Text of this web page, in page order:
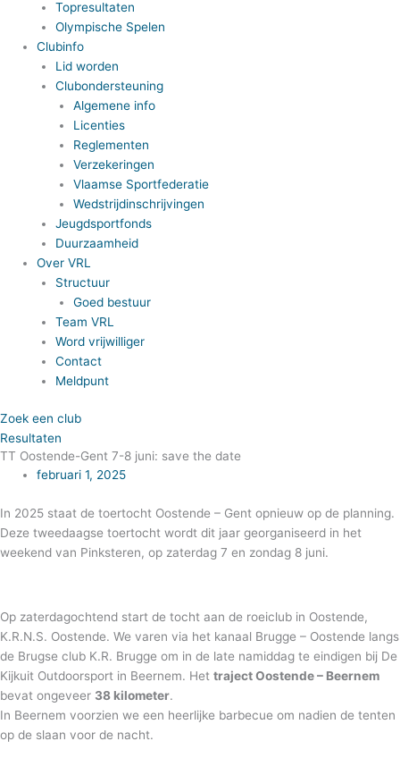
Topresultaten
Olympische Spelen
Clubinfo
Lid worden
Clubondersteuning
Algemene info
Licenties
Reglementen
Verzekeringen
Vlaamse Sportfederatie
Wedstrijdinschrijvingen
Jeugdsportfonds
Duurzaamheid
Over VRL
Structuur
Goed bestuur
Team VRL
Word vrijwilliger
Contact
Meldpunt
Zoek een club
Resultaten
TT Oostende-Gent 7-8 juni: save the date
februari 1, 2025
In 2025 staat de toertocht Oostende – Gent opnieuw op de planning.
Deze tweedaagse toertocht wordt dit jaar georganiseerd in het
weekend van Pinksteren, op zaterdag 7 en zondag 8 juni.
Op zaterdagochtend start de tocht aan de roeiclub in Oostende,
K.R.N.S. Oostende. We varen via het kanaal Brugge – Oostende langs
de Brugse club K.R. Brugge om in de late namiddag te eindigen bij De
Kijkuit Outdoorsport in Beernem. Het traject Oostende – Beernem
bevat ongeveer 38 kilometer.
In Beernem voorzien we een heerlijke barbecue om nadien de tenten
op de slaan voor de nacht.